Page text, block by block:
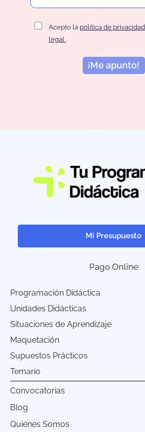
Acepto la política de privacidad
legal .
¡Me apunto!
Mi Presupuesto
Pago Online
Programación Didáctica
Unidades Didácticas
Situaciones de Aprendizaje
Maquetación
Supuestos Prácticos
Temario
Convocatorias
Blog
Quiénes Somos